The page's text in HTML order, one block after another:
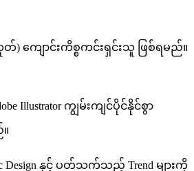
ကျောင်းကိစ္စကင်းရှင်းသူ ဖြစ်ရမည်။
Illustrator ကျွမ်းကျင်ပိုင်နိုင်စွာ
Design နှင့် ပတ်သက်သည့် Trend များကို